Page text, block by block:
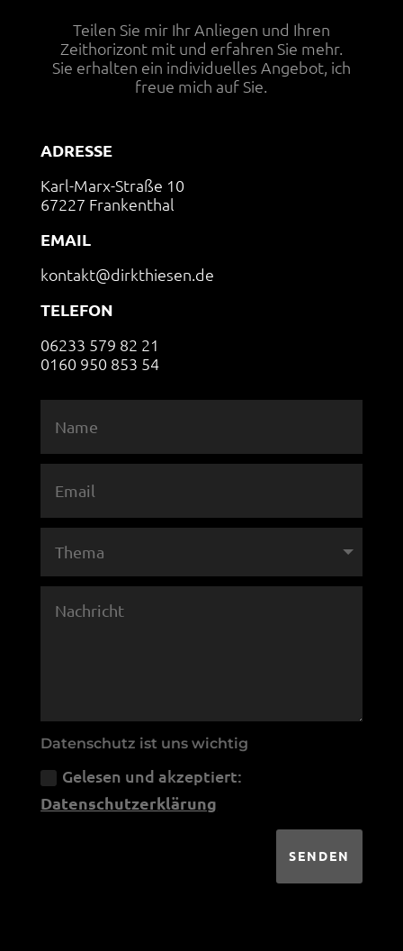
Teilen Sie mir Ihr Anliegen und Ihren
Zeithorizont mit und erfahren Sie mehr.
Sie erhalten ein individuelles Angebot, ich
freue mich auf Sie.
ADRESSE
Karl-Marx-Straße 10
67227 Frankenthal
EMAIL
kontakt@dirkthiesen.de
TELEFON
06233 579 82 21
0160 950 853 54
Datenschutz ist uns wichtig
Gelesen und akzeptiert:
Datenschutzerklärung
SENDEN